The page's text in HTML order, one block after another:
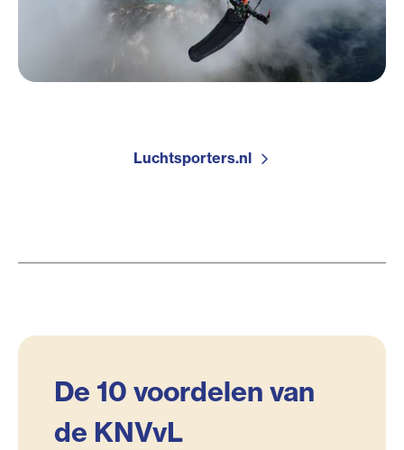
Luchtsporters.nl
De 10 voordelen van
de KNVvL